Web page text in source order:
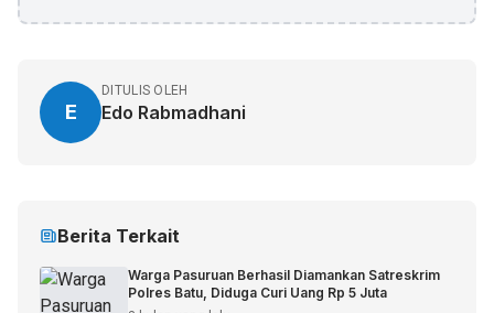
E
DITULIS OLEH
Edo Rabmadhani
Berita Terkait
Warga Pasuruan Berhasil Diamankan Satreskrim
Polres Batu, Diduga Curi Uang Rp 5 Juta